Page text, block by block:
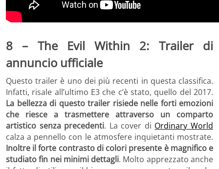
8 – The Evil Within 2: Trailer di
annuncio ufficiale
Questo trailer è uno dei più recenti in questa classifica.
Infatti, risale all’ultimo E3 che c’è stato, quello del 2017.
La bellezza di questo trailer risiede nelle forti emozioni
che riesce a trasmettere attraverso un comparto
artistico senza precedenti. La cover di Ordinary World
calza a pennello con le atmosfere inquietanti mostrate.
Inoltre il forte contrasto di colori presente è magnifico e
studiato fin nei minimi dettagli. Molto apprezzato anche